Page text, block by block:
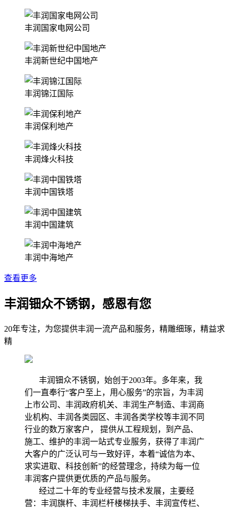
丰润国家电网公司
丰润新世纪中国地产
丰润锦江国际
丰润保利地产
丰润烽火科技
丰润中国铁塔
丰润中国建筑
丰润中海地产
查看更多
丰润钿众不锈钢，感恩有您
20年专注，为您提供丰润一流产品和服务，精雕细琢，精益求
精
丰润钿众不锈钢，始创于2003年。多年来，我
们一直奉行“客户至上，用心服务”的宗旨，为丰润
上市公司、丰润政府机关、丰润生产制造、丰润商
业机构、丰润各类园区、丰润各类学校等丰润不同
行业的数万家客户， 提供从工程规划，到产品、
施工、维护的丰润一站式专业服务，获得了丰润广
大客户的广泛认可与一致好评，本着“诚信为本、
求实进取、科技创新”的经营理念，持续为每一位
丰润客户提供更优质的产品与服务。
经过二十年的专业经营与技术发展，主要经
营：丰润旗杆、丰润栏杆楼梯扶手、丰润宣传栏、